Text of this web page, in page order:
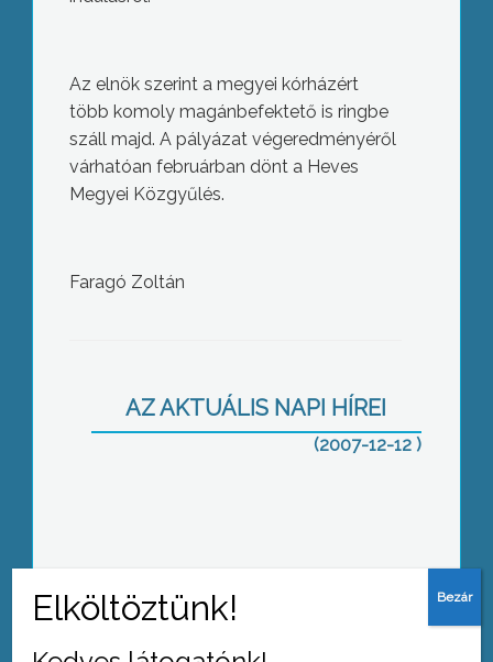
Az elnök szerint a megyei kórházért
több komoly magánbefektető is ringbe
száll majd. A pályázat végeredményéről
várhatóan februárban dönt a Heves
Megyei Közgyűlés.
Faragó Zoltán
AZ AKTUÁLIS NAPI HÍREI
(2007-12-12 )